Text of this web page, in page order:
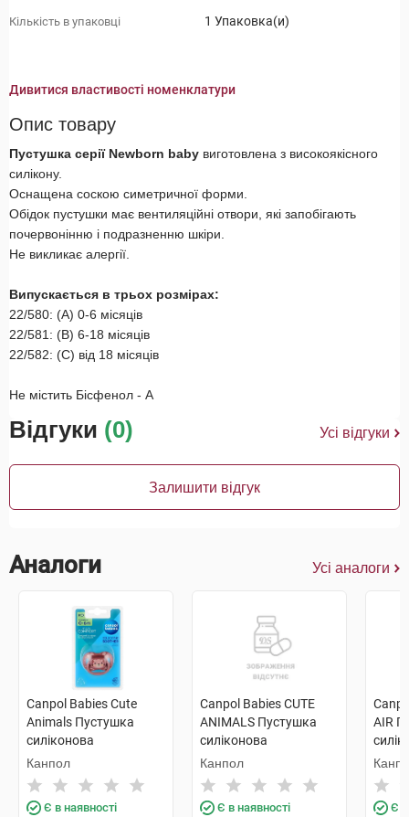
Кількість в упаковці 1 Упаковка(и)
Дивитися властивості номенклатури
Опис товару
Пустушка серії Newborn baby виготовлена з високоякісного
силікону.
Оснащена соскою симетричної форми.
Обідок пустушки має вентиляційні отвори, які запобігають
почервонінню і подразненню шкіри.
Не викликає алергії.
Випускається в трьох розмірах:
22/580: (А) 0-6 місяців
22/581: (В) 6-18 місяців
22/582: (C) від 18 місяців
Не містить Бісфенол - А
Відгуки (0) Усі відгуки
Залишити відгук
Аналоги Усі аналоги
Canpol Babies Cute
Animals Пустушка
силіконова
симетрична з 0-6
місяців 34/924 1 шт
Канпол
Є в наявності
Canpol Babies CUTE
ANIMALS Пустушка
силіконова
симетрична з 6-18
місяців блакитна 1 шт
Канпол
Є в наявності
AIR
6
Є в